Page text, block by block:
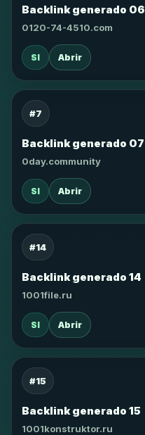
Backlink generado 06
0120-74-4510.com
SI Abrir
#7
Backlink generado 07
0day.community
SI Abrir
#14
Backlink generado 14
1001file.ru
SI Abrir
#15
Backlink generado 15
1001konstruktor.ru